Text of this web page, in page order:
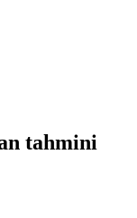
tahmini